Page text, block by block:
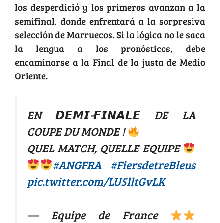
los desperdició y los primeros avanzan a la
semifinal, donde enfrentará a la sorpresiva
selección de Marruecos. Si la lógica no le saca
la lengua a los pronósticos, debe
encaminarse a la Final de la justa de Medio
Oriente.
EN 𝘿𝙀𝙈𝙄-𝙁𝙄𝙉𝘼𝙇𝙀 DE LA
COUPE DU MONDE !
QUEL MATCH, QUELLE EQUIPE
#ANGFRA
#FiersdetreBleus
pic.twitter.com/LU5lltGvLK
— Equipe de France